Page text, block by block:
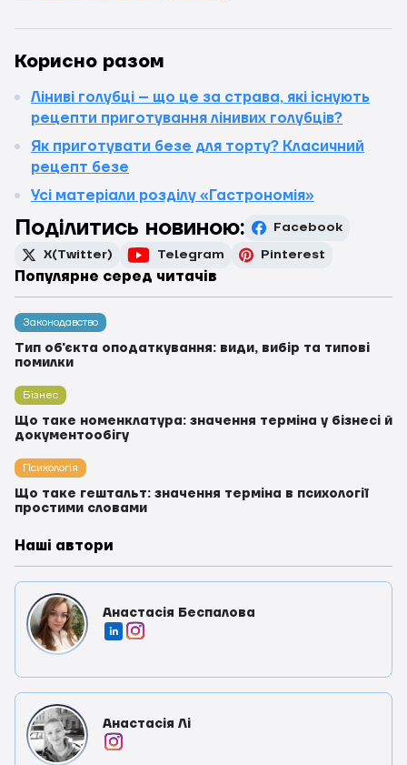
Корисно разом
Ліниві голубці – що це за страва, які існують
рецепти приготування лінивих голубців?
Як приготувати безе для торту? Класичний
рецепт безе
Усі матеріали розділу «Гастрономія»
Поділитись новиною:
Facebook
X(Twitter)
Telegram Pinterest
Популярне серед читачів
Законодавство
Тип об'єкта оподаткування: види, вибір та типові
помилки
Бізнес
Що таке номенклатура: значення терміна у бізнесі й
документообігу
Психологія
Що таке гештальт: значення терміна в психології
простими словами
Наші автори
Анастасія Беспалова
Анастасія Лі